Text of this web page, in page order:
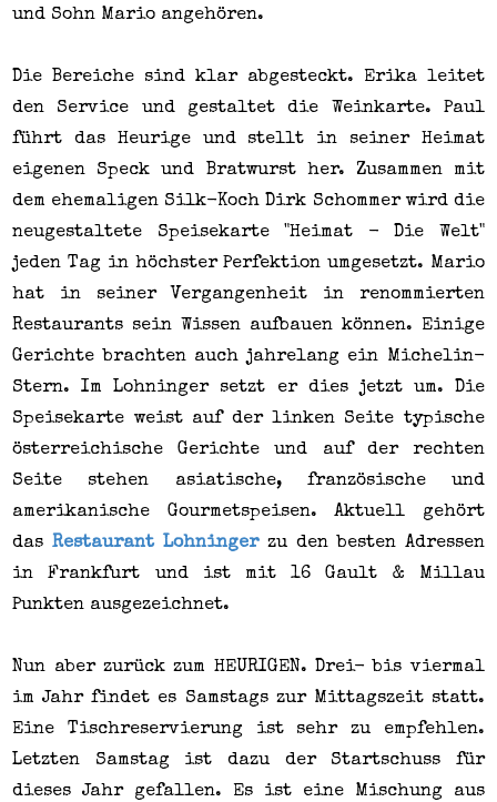
und Sohn Mario angehören.
Die Bereiche sind klar abgesteckt. Erika leitet
den Service und gestaltet die Weinkarte. Paul
führt das Heurige und stellt in seiner Heimat
eigenen Speck und Bratwurst her. Zusammen mit
dem ehemaligen Silk-Koch Dirk Schommer wird die
neugestaltete Speisekarte "Heimat - Die Welt"
jeden Tag in höchster Perfektion umgesetzt. Mario
hat in seiner Vergangenheit in renommierten
Restaurants sein Wissen aufbauen können. Einige
Gerichte brachten auch jahrelang ein Michelin-
Stern. Im Lohninger setzt er dies jetzt um. Die
Speisekarte weist auf der linken Seite typische
österreichische Gerichte und auf der rechten
Seite stehen asiatische, französische und
amerikanische Gourmetspeisen. Aktuell gehört
dasRestaurant Lohningerzu den besten Adressen
in Frankfurt und ist mit 16 Gault & Millau
Punkten ausgezeichnet.
Nun aber zurück zum HEURIGEN. Drei- bis viermal
im Jahr findet es Samstags zur Mittagszeit statt.
Eine Tischreservierung ist sehr zu empfehlen.
Letzten Samstag ist dazu der Startschuss für
dieses Jahr gefallen. Es ist eine Mischung aus